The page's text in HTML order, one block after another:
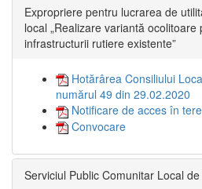
Expropriere pentru lucrarea de
local „Realizare variantă
infrastructurii rutiere existente”
Hotărârea Consiliului
numărul 49 din 29.02.2020
Notificare de acces în
Convocare
Serviciul Public Comunitar Local